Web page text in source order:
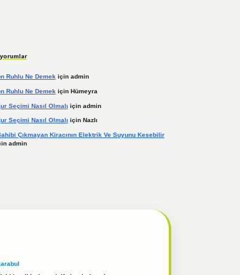
Ruhlu Ne Demekiçin admin
Ruhlu Ne Demek için Hümeyra
Seçimi Nasıl Olmalı için admin
Seçimi Nasıl Olmalı için Nazlı
Çıkmayan Kiracının Elektrik Ve Suyunu Kesebilir
admin